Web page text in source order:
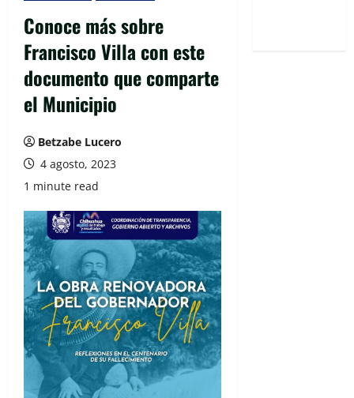
Conoce más sobre
Francisco Villa con este
documento que comparte
el Municipio
Betzabe Lucero
4 agosto, 2023
1 minute read